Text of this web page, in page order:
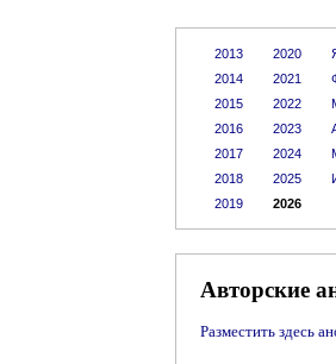
2013
2014
2015
2016
2017
2018
2019
2020
2021
2022
2023
2024
2025
2026
Авторские
Разместить здесь